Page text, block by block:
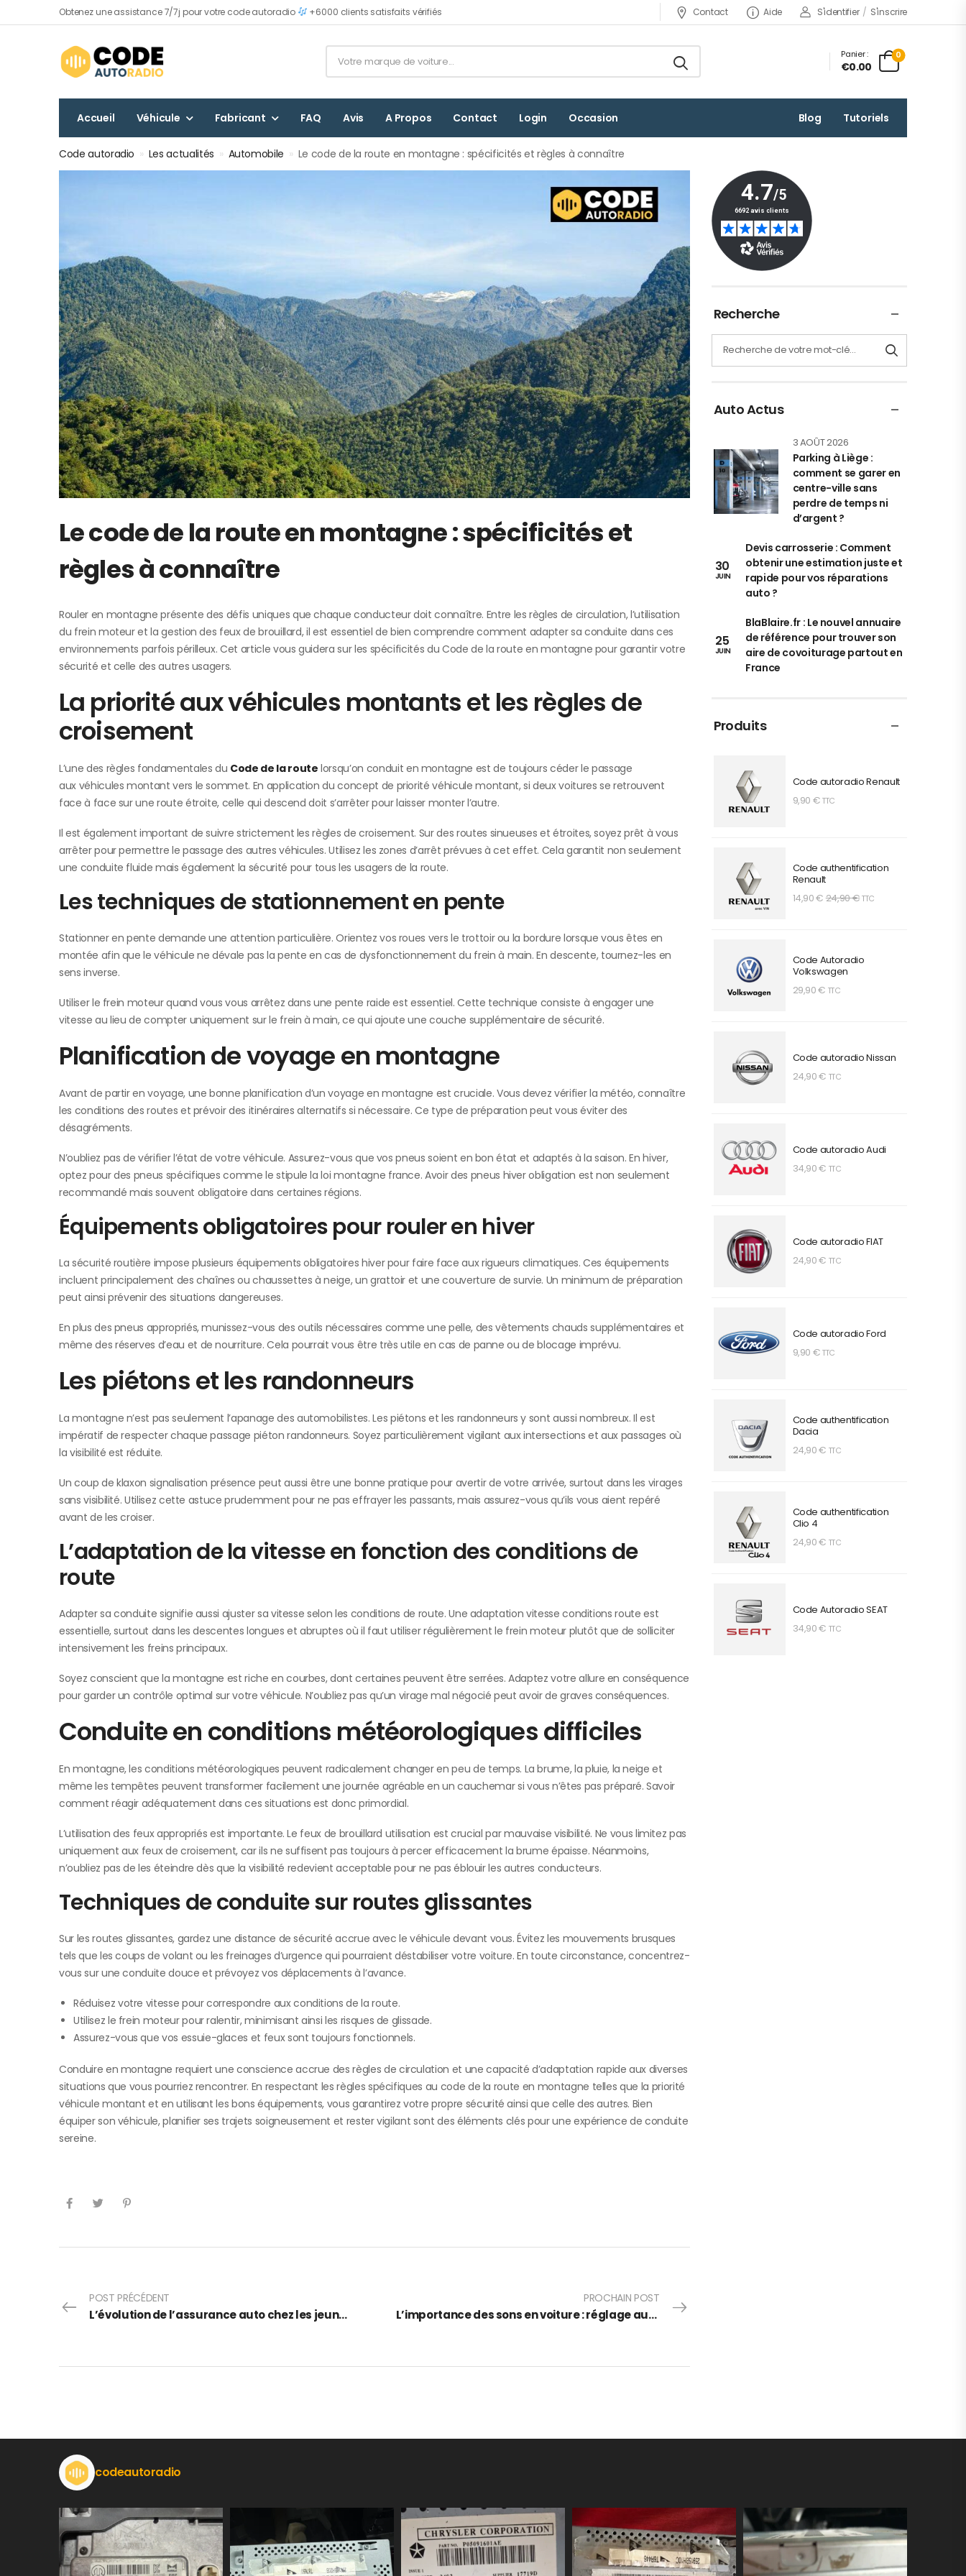
Obtenez une assistance 7/7j pour votre code autoradio +6000 clients satisfaits vérifiés Contact Aide S'identifier / S'inscrire
Panier :
€0.00
0
Accueil Véhicule Fabricant FAQ Avis A Propos Contact Login Occasion Blog Tutoriels
Code autoradio » Les actualités » Automobile » Le code de la route en montagne : spécificités et règles à connaître
Le code de la route en montagne : spécificités et
règles à connaître
Rouler en montagne présente des défis uniques que chaque conducteur doit connaître. Entre les règles de circulation, l’utilisation
du frein moteur et la gestion des feux de brouillard, il est essentiel de bien comprendre comment adapter sa conduite dans ces
environnements parfois périlleux. Cet article vous guidera sur les spécificités du Code de la route en montagne pour garantir votre
sécurité et celle des autres usagers.
La priorité aux véhicules montants et les règles de
croisement
L’une des règles fondamentales du Code de la route lorsqu’on conduit en montagne est de toujours céder le passage
aux véhicules montant vers le sommet. En application du concept de priorité véhicule montant, si deux voitures se retrouvent
face à face sur une route étroite, celle qui descend doit s’arrêter pour laisser monter l’autre.
Il est également important de suivre strictement les règles de croisement. Sur des routes sinueuses et étroites, soyez prêt à vous
arrêter pour permettre le passage des autres véhicules. Utilisez les zones d’arrêt prévues à cet effet. Cela garantit non seulement
une conduite fluide mais également la sécurité pour tous les usagers de la route.
Les techniques de stationnement en pente
Stationner en pente demande une attention particulière. Orientez vos roues vers le trottoir ou la bordure lorsque vous êtes en
montée afin que le véhicule ne dévale pas la pente en cas de dysfonctionnement du frein à main. En descente, tournez-les en
sens inverse.
Utiliser le frein moteur quand vous vous arrêtez dans une pente raide est essentiel. Cette technique consiste à engager une
vitesse au lieu de compter uniquement sur le frein à main, ce qui ajoute une couche supplémentaire de sécurité.
Planification de voyage en montagne
Avant de partir en voyage, une bonne planification d’un voyage en montagne est cruciale. Vous devez vérifier la météo, connaître
les conditions des routes et prévoir des itinéraires alternatifs si nécessaire. Ce type de préparation peut vous éviter des
désagréments.
N’oubliez pas de vérifier l’état de votre véhicule. Assurez-vous que vos pneus soient en bon état et adaptés à la saison. En hiver,
optez pour des pneus spécifiques comme le stipule la loi montagne france. Avoir des pneus hiver obligation est non seulement
recommandé mais souvent obligatoire dans certaines régions.
Équipements obligatoires pour rouler en hiver
La sécurité routière impose plusieurs équipements obligatoires hiver pour faire face aux rigueurs climatiques. Ces équipements
incluent principalement des chaînes ou chaussettes à neige, un grattoir et une couverture de survie. Un minimum de préparation
peut ainsi prévenir des situations dangereuses.
En plus des pneus appropriés, munissez-vous des outils nécessaires comme une pelle, des vêtements chauds supplémentaires et
même des réserves d’eau et de nourriture. Cela pourrait vous être très utile en cas de panne ou de blocage imprévu.
Les piétons et les randonneurs
La montagne n’est pas seulement l’apanage des automobilistes. Les piétons et les randonneurs y sont aussi nombreux. Il est
impératif de respecter chaque passage piéton randonneurs. Soyez particulièrement vigilant aux intersections et aux passages où
la visibilité est réduite.
Un coup de klaxon signalisation présence peut aussi être une bonne pratique pour avertir de votre arrivée, surtout dans les virages
sans visibilité. Utilisez cette astuce prudemment pour ne pas effrayer les passants, mais assurez-vous qu’ils vous aient repéré
avant de les croiser.
L’adaptation de la vitesse en fonction des conditions de
route
Adapter sa conduite signifie aussi ajuster sa vitesse selon les conditions de route. Une adaptation vitesse conditions route est
essentielle, surtout dans les descentes longues et abruptes où il faut utiliser régulièrement le frein moteur plutôt que de solliciter
intensivement les freins principaux.
Soyez conscient que la montagne est riche en courbes, dont certaines peuvent être serrées. Adaptez votre allure en conséquence
pour garder un contrôle optimal sur votre véhicule. N’oubliez pas qu’un virage mal négocié peut avoir de graves conséquences.
Conduite en conditions météorologiques difficiles
En montagne, les conditions météorologiques peuvent radicalement changer en peu de temps. La brume, la pluie, la neige et
même les tempêtes peuvent transformer facilement une journée agréable en un cauchemar si vous n’êtes pas préparé. Savoir
comment réagir adéquatement dans ces situations est donc primordial.
L’utilisation des feux appropriés est importante. Le feux de brouillard utilisation est crucial par mauvaise visibilité. Ne vous limitez pas
uniquement aux feux de croisement, car ils ne suffisent pas toujours à percer efficacement la brume épaisse. Néanmoins,
n’oubliez pas de les éteindre dès que la visibilité redevient acceptable pour ne pas éblouir les autres conducteurs.
Techniques de conduite sur routes glissantes
Sur les routes glissantes, gardez une distance de sécurité accrue avec le véhicule devant vous. Évitez les mouvements brusques
tels que les coups de volant ou les freinages d’urgence qui pourraient déstabiliser votre voiture. En toute circonstance, concentrez-
vous sur une conduite douce et prévoyez vos déplacements à l’avance.
Réduisez votre vitesse pour correspondre aux conditions de la route.
Utilisez le frein moteur pour ralentir, minimisant ainsi les risques de glissade.
Assurez-vous que vos essuie-glaces et feux sont toujours fonctionnels.
Conduire en montagne requiert une conscience accrue des règles de circulation et une capacité d’adaptation rapide aux diverses
situations que vous pourriez rencontrer. En respectant les règles spécifiques au code de la route en montagne telles que la priorité
véhicule montant et en utilisant les bons équipements, vous garantirez votre propre sécurité ainsi que celle des autres. Bien
équiper son véhicule, planifier ses trajets soigneusement et rester vigilant sont des éléments clés pour une expérience de conduite
sereine.
POST PRÉCÉDENT
L’évolution de l’assurance auto chez les jeunes conducteurs en 2024
PROCHAIN POST
L’importance des sons en voiture : réglage auto radio, signaux à reconnaître et sécurité routière
Recherche
Auto Actus
3 AOÛT 2026
Parking à Liège :
comment se garer en
centre-ville sans
perdre de temps ni
d’argent ?
30
JUIN
Devis carrosserie : Comment
obtenir une estimation juste et
rapide pour vos réparations
auto ?
25
JUIN
BlaBlaire.fr : Le nouvel annuaire
de référence pour trouver son
aire de covoiturage partout en
France
Produits
Code autoradio Renault
9,90 € TTC
Code authentification
Renault
14,90€24,90€TTC
Code Autoradio
Volkswagen
29,90€ TTC
Code autoradio Nissan
24,90€ TTC
Code autoradio Audi
34,90€ TTC
Code autoradio FIAT
24,90€ TTC
Code autoradio Ford
9,90 € TTC
Code authentification
Dacia
24,90€ TTC
Code authentification
Clio 4
24,90€ TTC
Code Autoradio SEAT
34,90€ TTC
codeautoradio